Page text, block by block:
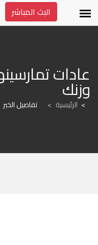
البث المباشر
وزنك
الرئيسية > تفاصيل الخبر